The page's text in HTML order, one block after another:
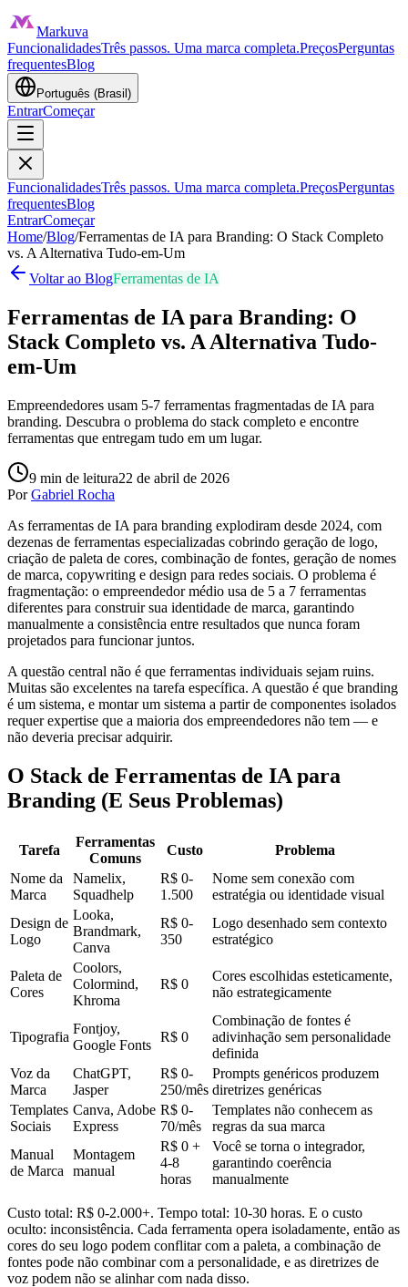
Markuva
FuncionalidadesTrês passos. Uma marca completa.PreçosPerguntas
frequentesBlog
Português (Brasil)
EntrarComeçar
FuncionalidadesTrês passos. Uma marca completa.PreçosPerguntas
frequentesBlog
EntrarComeçar
Home/Blog/Ferramentas de IA para Branding: O Stack Completo
vs. A Alternativa Tudo-em-Um
Voltar ao BlogFerramentas de IA
Ferramentas de IA para Branding: O
Stack Completo vs. A Alternativa Tudo-
em-Um
Empreendedores usam 5-7 ferramentas fragmentadas de IA para
branding. Descubra o problema do stack completo e encontre
ferramentas que entregam tudo em um lugar.
9 min de leitura22 de abril de 2026
Por Gabriel Rocha
As ferramentas de IA para branding explodiram desde 2024, com
dezenas de ferramentas especializadas cobrindo geração de logo,
criação de paleta de cores, combinação de fontes, geração de nomes
de marca, copywriting e design para redes sociais. O problema é
fragmentação: o empreendedor médio usa de 5 a 7 ferramentas
diferentes para construir sua identidade de marca, garantindo
manualmente a consistência entre resultados que nunca foram
projetados para funcionar juntos.
A questão central não é que ferramentas individuais sejam ruins.
Muitas são excelentes na tarefa específica. A questão é que branding
é um sistema, e montar um sistema a partir de componentes isolados
requer expertise que a maioria dos empreendedores não tem — e
não deveria precisar adquirir.
O Stack de Ferramentas de IA para
Branding (E Seus Problemas)
Tarefa
Ferramentas
Comuns
Custo
Problema
Nome da
Marca
Namelix,
Squadhelp
R$ 0-
1.500
Nome sem conexão com
estratégia ou identidade visual
Design de
Logo
Looka,
Brandmark,
Canva
R$ 0-
350
Logo desenhado sem contexto
estratégico
Paleta de
Cores
Coolors,
Colormind,
Khroma
R$ 0
Cores escolhidas esteticamente,
não estrategicamente
Tipografia
Fontjoy,
Google Fonts
R$ 0
Combinação de fontes é
adivinhação sem personalidade
definida
Voz da
Marca
ChatGPT,
Jasper
R$ 0-
250/mês
Prompts genéricos produzem
diretrizes genéricas
Templates
Sociais
Canva, Adobe
Express
R$ 0-
70/mês
Templates não conhecem as
regras da sua marca
Manual
de Marca
Montagem
manual
R$ 0 +
4-8
horas
Você se torna o integrador,
garantindo coerência
manualmente
Custo total: R$ 0-2.000+. Tempo total: 10-30 horas. E o custo
oculto: inconsistência. Cada ferramenta opera isoladamente, então as
cores do seu logo podem conflitar com a paleta, a combinação de
fontes pode não combinar com a personalidade, e as diretrizes de
voz podem não se alinhar com nada disso.